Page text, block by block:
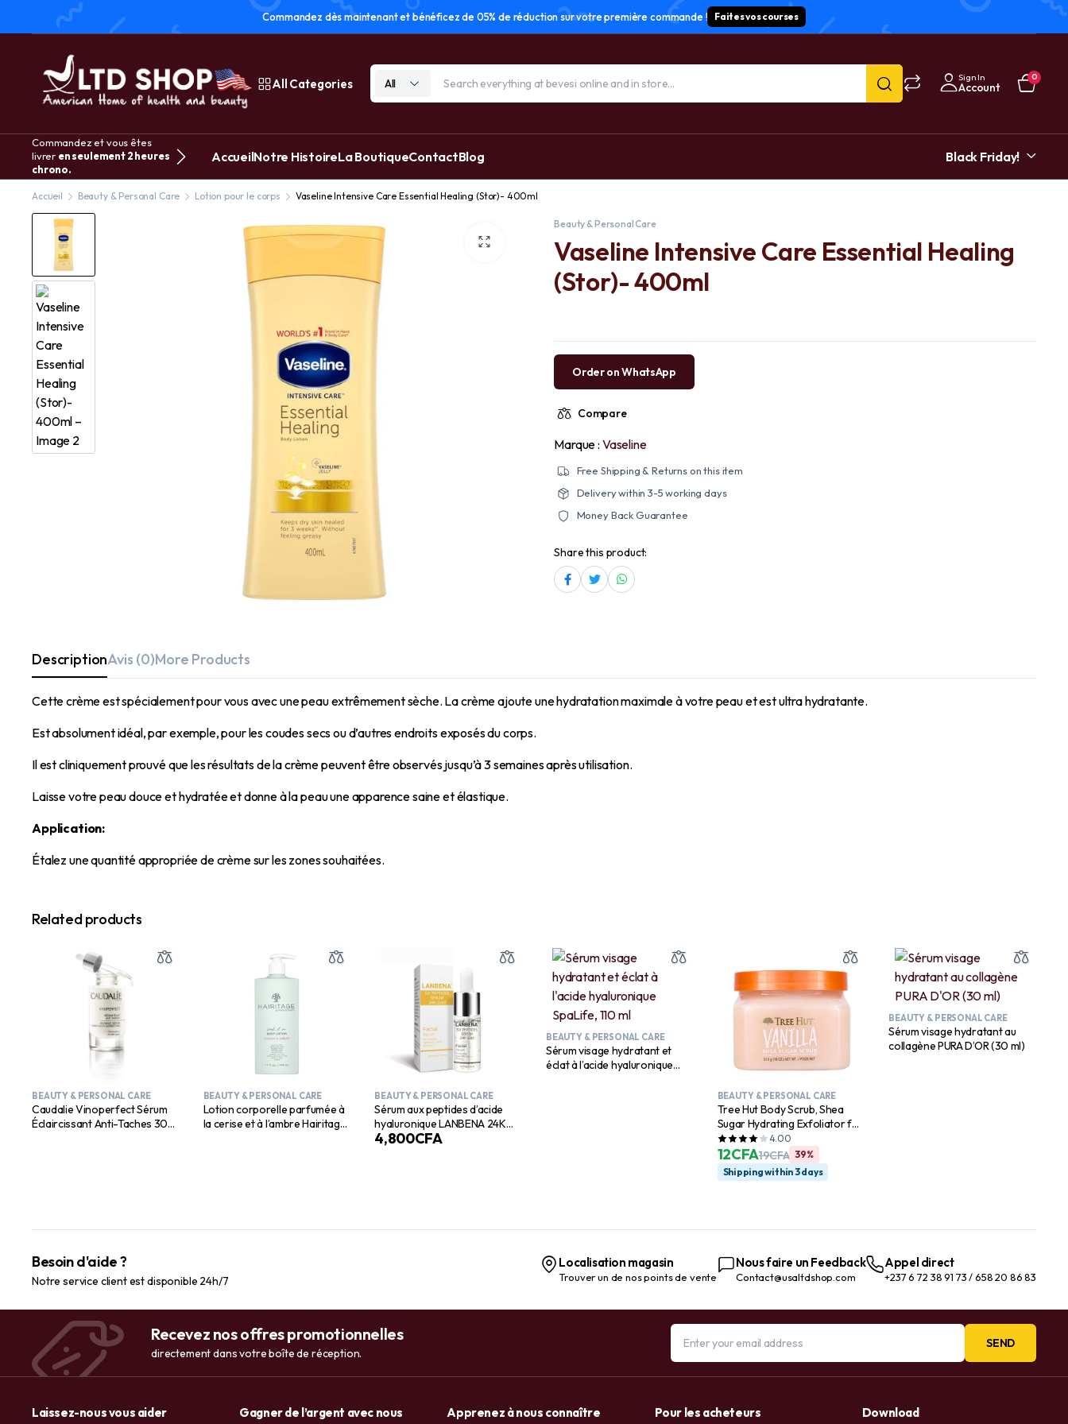
Commandez dès maintenant et bénéficez de 05% de réduction sur votre première commande ! Faites vos courses
All Categories All Sign In
Account
0
Commandez et vous êtes
livrer en seulement 2 heures
chrono.
AccueilNotre HistoireLa BoutiqueContactBlog Black Friday!
Accueil Beauty & Personal Care Lotion pour le corps Vaseline Intensive Care Essential Healing (Stor)- 400ml
Beauty & Personal Care
Vaseline Intensive Care Essential Healing
(Stor)- 400ml
Order on WhatsApp
Compare
Marque : Vaseline
Free Shipping & Returns on this item
Delivery within 3-5 working days
Money Back Guarantee
Share this product:
DescriptionAvis (0)More Products
Cette crème est spécialement pour vous avec une peau extrêmement sèche. La crème ajoute une hydratation maximale à votre peau et est ultra hydratante.
Est absolument idéal, par exemple, pour les coudes secs ou d’autres endroits exposés du corps.
Il est cliniquement prouvé que les résultats de la crème peuvent être observés jusqu’à 3 semaines après utilisation.
Laisse votre peau douce et hydratée et donne à la peau une apparence saine et élastique.
Application:
Étalez une quantité appropriée de crème sur les zones souhaitées.
Related products
BEAUTY & PERSONAL CARE
Caudalie Vinoperfect Sérum
Éclaircissant Anti-Taches 30
BEAUTY & PERSONAL CARE
Lotion corporelle parfumée à
la cerise et à l’ambre Hairitage
BEAUTY & PERSONAL CARE
Sérum aux peptides d’acide
hyaluronique LANBENA 24K
Gold | Essence anti-âge, anti-
4,800CFA
BEAUTY & PERSONAL CARE
Sérum visage hydratant et
éclat à l’acide hyaluronique
BEAUTY & PERSONAL CARE
Tree Hut Body Scrub, Shea
Sugar Hydrating Exfoliator for
Softer, Smoother Skin, Vanilla,
18 oz
4.00
19CFA
12CFA
39%
Shipping within 3 days
BEAUTY & PERSONAL CARE
Sérum visage hydratant au
collagène PURA D’OR (30 ml)
Besoin d'aide ?
Notre service client est disponible 24h/7
Localisation magasin
Trouver un de nos points de vente
Nous faire un Feedback
Contact@usaltdshop.com
Appel direct
+237 6 72 38 91 73 / 658 20 86 83
Recevez nos offres promotionnelles
directement dans votre boîte de réception.
SEND
Laissez-nous vous aider Gagner de l’argent avec nous Apprenez à nous connaître Pour les acheteurs Download